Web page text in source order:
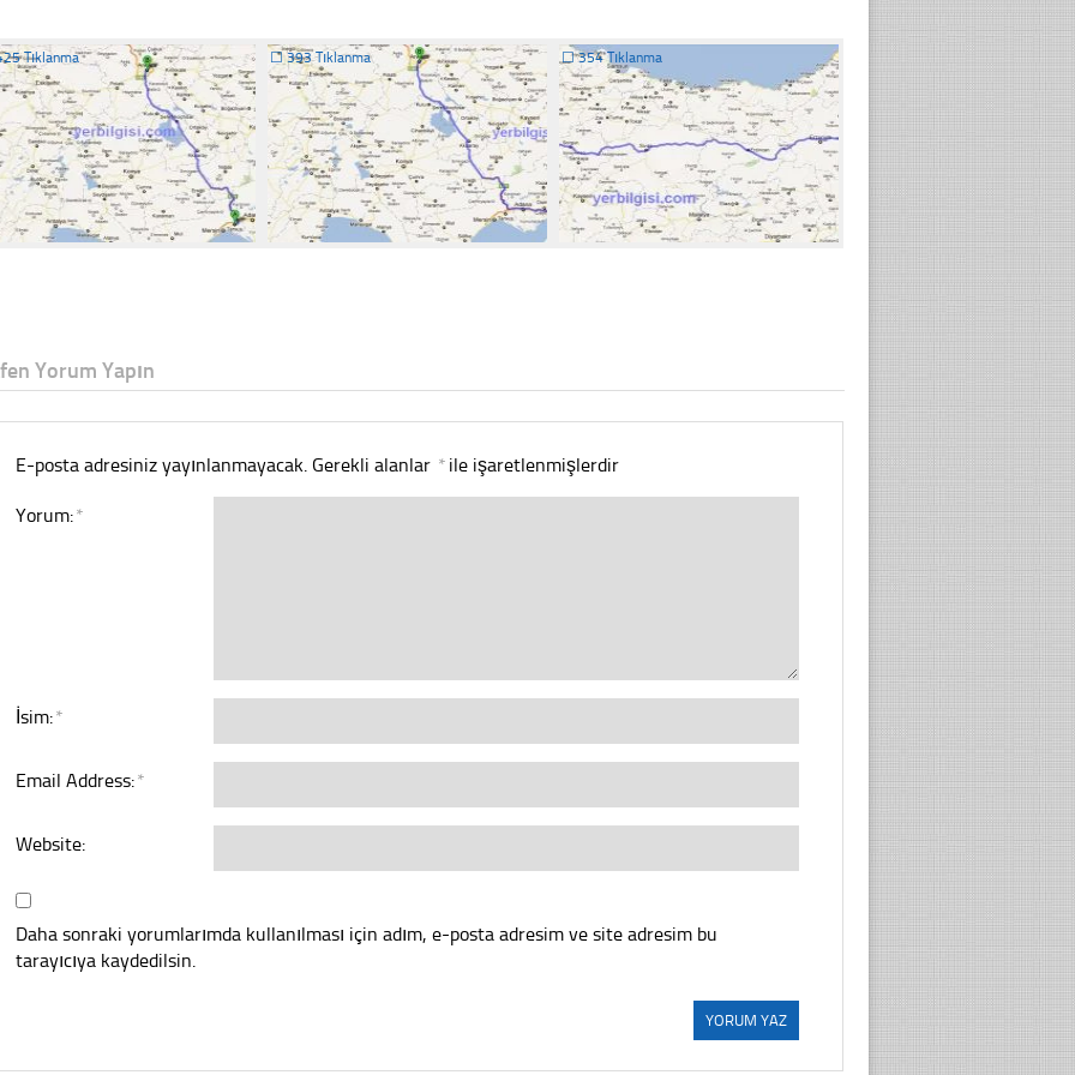
Tıklanma ☐393 Tıklanma ☐354 Tıklanma
Yorum Yapın
E-posta adresiniz yayınlanmayacak. Gerekli alanlar *ile işaretlenmişlerdir
Yorum:*
İsim:*
Email Address:*
Website:
Daha sonraki yorumlarımda kullanılması için adım, e-posta adresim ve site adresim bu
tarayıcıya kaydedilsin.